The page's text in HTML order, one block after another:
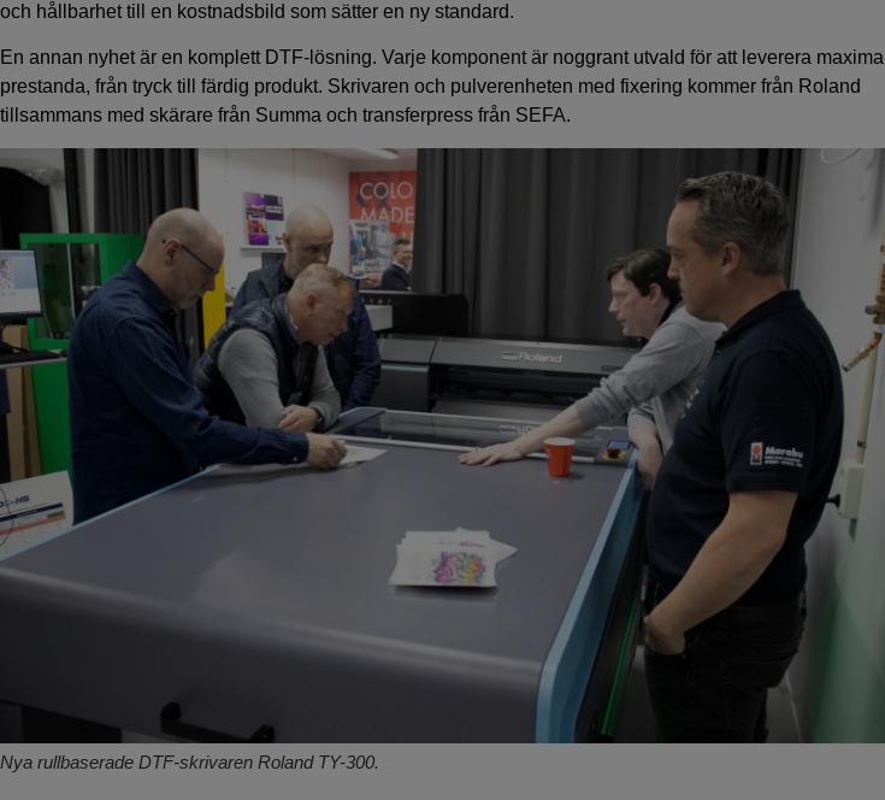
och hållbarhet till en kostnadsbild som sätter en ny standard.
En annan nyhet är en komplett DTF-lösning. Varje komponent är noggrant utvald för att leverera maximal
prestanda, från tryck till färdig produkt. Skrivaren och pulverenheten med fixering kommer från Roland
tillsammans med skärare från Summa och transferpress från SEFA.
Nya rullbaserade DTF-skrivaren Roland TY-300.